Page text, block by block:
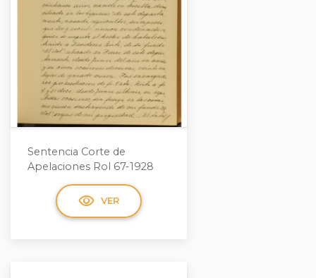
Sentencia Corte de
Apelaciones Rol 67-1928
visibility VER